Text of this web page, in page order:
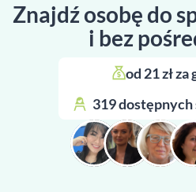
Znajdź osobę do
i bez
od 21 zł za
319